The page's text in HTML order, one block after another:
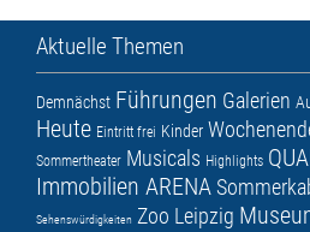
Aktuelle Themen
Demnächst Führungen Galerien
Heute Eintritt frei Kinder
Sommertheater Musicals Highlights
Immobilien ARENA
Sehenswürdigkeiten Zoo Leipzig